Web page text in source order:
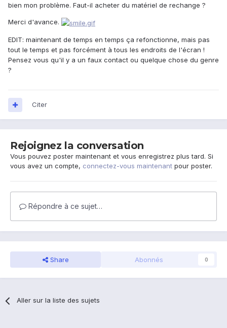
bien mon problème. Faut-il acheter du matériel de rechange ?
Merci d'avance.
EDIT: maintenant de temps en temps ça refonctionne, mais pas
tout le temps et pas forcément à tous les endroits de l'écran !
Pensez vous qu'il y a un faux contact ou quelque chose du genre
?
Citer
Rejoignez la conversation
Vous pouvez poster maintenant et vous enregistrez plus tard. Si
vous avez un compte, connectez-vous maintenant pour poster.
Répondre à ce sujet…
Share Abonnés 0
Aller sur la liste des sujets